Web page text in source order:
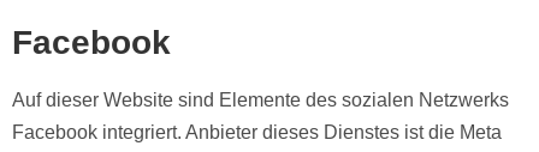
Facebook
Auf dieser Website sind Elemente des sozialen Netzwerks
Facebook integriert. Anbieter dieses Dienstes ist die Meta